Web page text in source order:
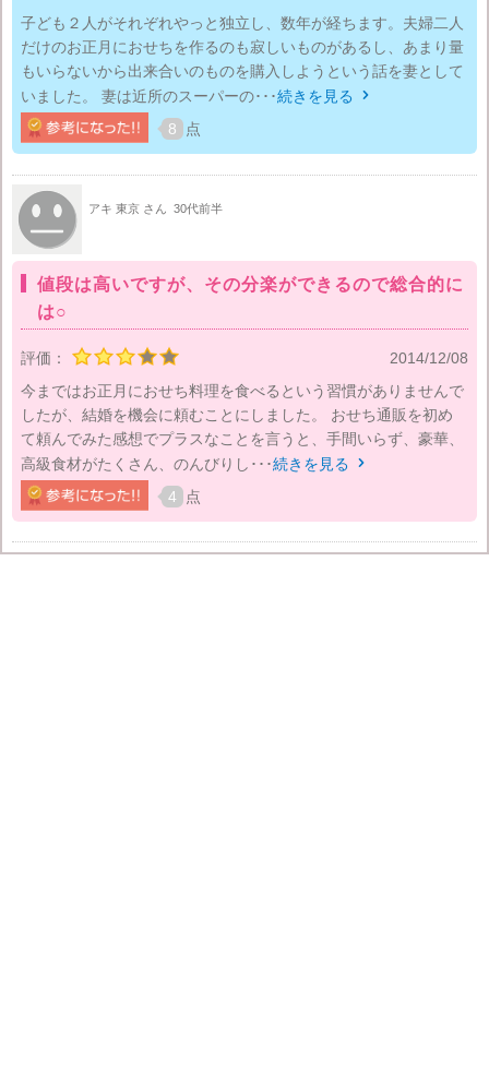
子ども２人がそれぞれやっと独立し、数年が経ちます。夫婦二人
だけのお正月におせちを作るのも寂しいものがあるし、あまり量
もいらないから出来合いのものを購入しようという話を妻として
いました。 妻は近所のスーパーの･･･続きを見る 
8 点
アキ 東京 さん 30代前半
値段は高いですが、その分楽ができるので総合的に
は○
評価：
2014/12/08
今まではお正月におせち料理を食べるという習慣がありませんで
したが、結婚を機会に頼むことにしました。 おせち通販を初め
て頼んでみた感想でプラスなことを言うと、手間いらず、豪華、
高級食材がたくさん、のんびりし･･･続きを見る 
4 点